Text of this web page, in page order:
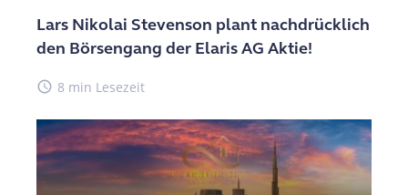
Lars Nikolai Stevenson plant nachdrücklich
den Börsengang der Elaris AG Aktie!
access_time 8 min Lesezeit